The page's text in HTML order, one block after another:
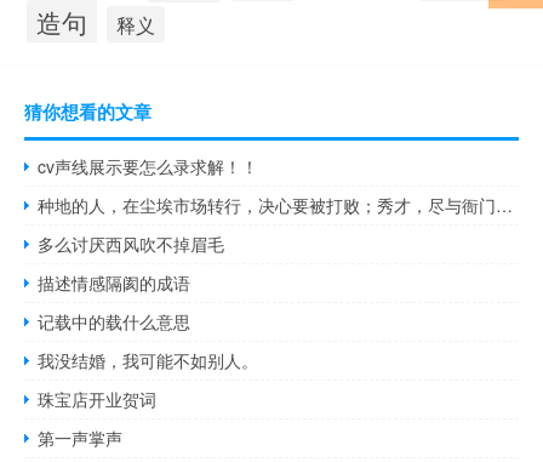
造句 释义
猜你想看的文章
cv声线展示要怎么录求解！！
种地的人，在尘埃市场转行，决心要被打败；秀才，尽与衙门伎官司，遂入污
多么讨厌西风吹不掉眉毛
描述情感隔阂的成语
记载中的载什么意思
我没结婚，我可能不如别人。
珠宝店开业贺词
第一声掌声